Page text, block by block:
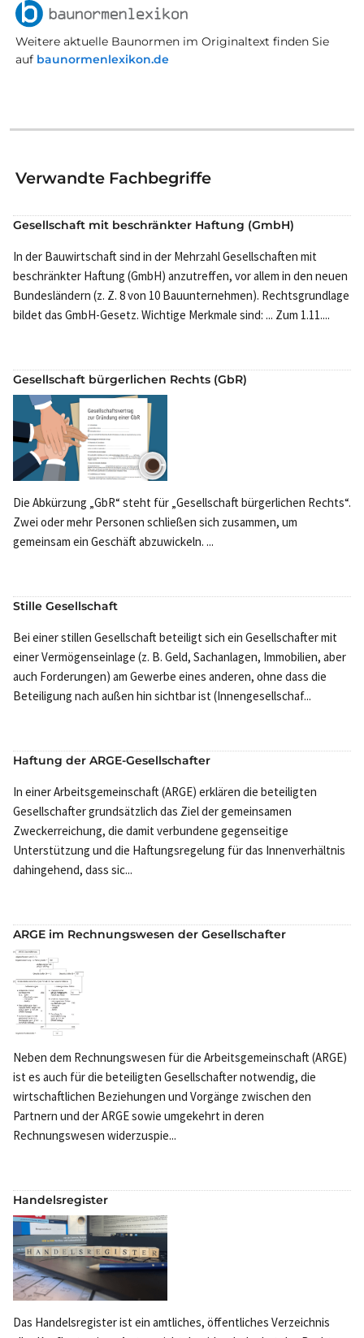
Weitere aktuelle Baunormen im Originaltext finden Sie
auf baunormenlexikon.de
Verwandte Fachbegriffe
Gesellschaft mit beschränkter Haftung (GmbH)
In der Bauwirtschaft sind in der Mehrzahl Gesellschaften mit
beschränkter Haftung (GmbH) anzutreffen, vor allem in den neuen
Bundesländern (z. Z. 8 von 10 Bauunternehmen). Rechtsgrundlage
bildet das GmbH-Gesetz. Wichtige Merkmale sind: ... Zum 1.11....
Gesellschaft bürgerlichen Rechts (GbR)
Die Abkürzung „GbR“ steht für „Gesellschaft bürgerlichen Rechts“.
Zwei oder mehr Personen schließen sich zusammen, um
gemeinsam ein Geschäft abzuwickeln. ...
Stille Gesellschaft
Bei einer stillen Gesellschaft beteiligt sich ein Gesellschafter mit
einer Vermögenseinlage (z. B. Geld, Sachanlagen, Immobilien, aber
auch Forderungen) am Gewerbe eines anderen, ohne dass die
Beteiligung nach außen hin sichtbar ist (Innengesellschaf...
Haftung der ARGE-Gesellschafter
In einer Arbeitsgemeinschaft (ARGE) erklären die beteiligten
Gesellschafter grundsätzlich das Ziel der gemeinsamen
Zweckerreichung, die damit verbundene gegenseitige
Unterstützung und die Haftungsregelung für das Innenverhältnis
dahingehend, dass sic...
ARGE im Rechnungswesen der Gesellschafter
Neben dem Rechnungswesen für die Arbeitsgemeinschaft (ARGE)
ist es auch für die beteiligten Gesellschafter notwendig, die
wirtschaftlichen Beziehungen und Vorgänge zwischen den
Partnern und der ARGE sowie umgekehrt in deren
Rechnungswesen widerzuspie...
Handelsregister
Das Handelsregister ist ein amtliches, öffentliches Verzeichnis